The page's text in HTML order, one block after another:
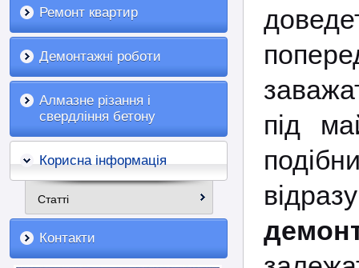
Ремонт квартир
Демонтажні роботи
Алмазне різання і
свердління бетону
Корисна інформація
Статті
Контакти
під